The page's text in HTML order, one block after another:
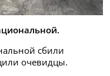
сбили
очевидцы.